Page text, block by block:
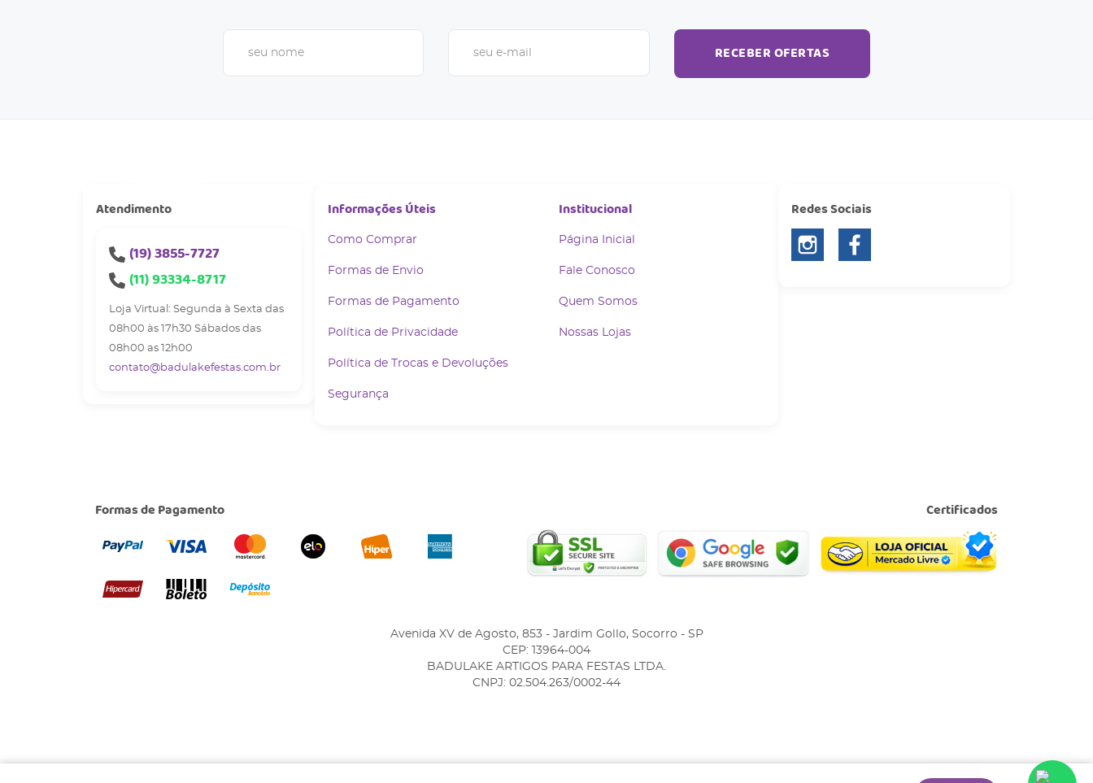
RECEBER OFERTAS
Atendimento
(19)3855-7727
(11)93334-8717
Loja Virtual: Segunda à Sexta das
08h00 às 17h30 Sábados das
08h00 as 12h00
contato@badulakefestas.com.br
Informações Úteis
Como Comprar
Formas de Envio
Formas de Pagamento
Política de Privacidade
Política de Trocas e Devoluções
Segurança
Institucional
Página Inicial
Fale Conosco
Quem Somos
Nossas Lojas
Redes Sociais
Formas de Pagamento Certificados
Avenida XV de Agosto, 853- Jardim Gollo, Socorro - SP
CEP: 13964-004
BADULAKE ARTIGOS PARA FESTAS LTDA.
CNPJ: 02.504.263/0002-44